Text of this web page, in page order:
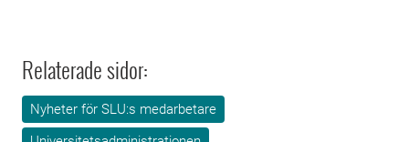
Relaterade sidor:
Nyheter för SLU:s medarbetare